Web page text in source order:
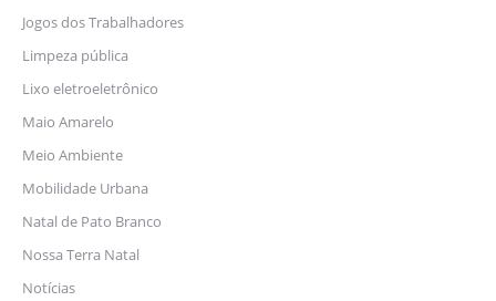
Jogos dos Trabalhadores
Limpeza pública
Lixo eletroeletrônico
Maio Amarelo
Meio Ambiente
Mobilidade Urbana
Natal de Pato Branco
Nossa Terra Natal
Notícias